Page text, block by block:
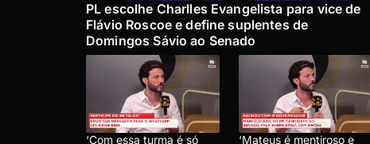
PL escolhe Charlles Evangelista para vice de
Flávio Roscoe e define suplentes de
Domingos Sávio ao Senado
‘Com essa turma é só
‘Mateus é mentiroso e